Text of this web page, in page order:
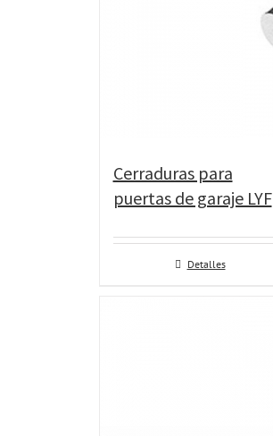
Cerraduras para
puertas de garaje LYF
Detalles